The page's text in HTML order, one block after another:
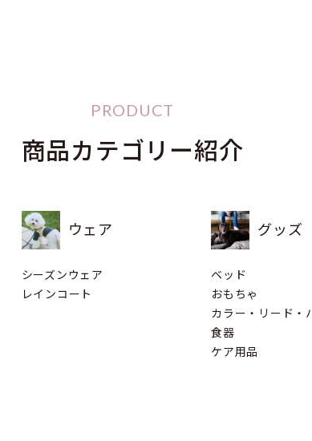
商品カテゴリー紹介
ウェア
シーズンウェア
レインコート
グッズ
ベッド
おもちゃ
カラー・リード・
食器
ケア用品